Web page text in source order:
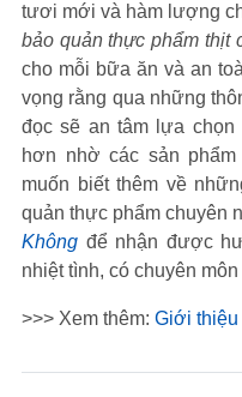
tươi mới và hàm lượng
bảo quản thực phẩm thịt
cho mỗi bữa ăn và an
vọng rằng qua những
đọc sẽ an tâm lựa chọn
hơn nhờ các sản
muốn biết thêm về
quản thực phẩm chuyên
Không để nhận được
nhiệt tình, có chuyên môn
>>> Xem thêm: Giới thiệu